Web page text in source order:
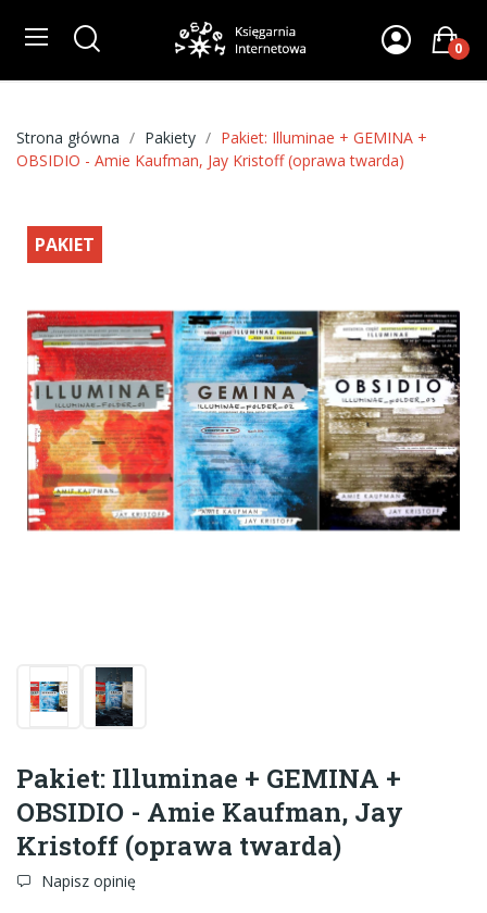
0
Strona główna Pakiety
Pakiet: Illuminae + GEMINA +
OBSIDIO - Amie Kaufman, Jay Kristoff (oprawa twarda)
PAKIET
Pakiet: Illuminae + GEMINA +
OBSIDIO - Amie Kaufman, Jay
Kristoff (oprawa twarda)
Napisz opinię